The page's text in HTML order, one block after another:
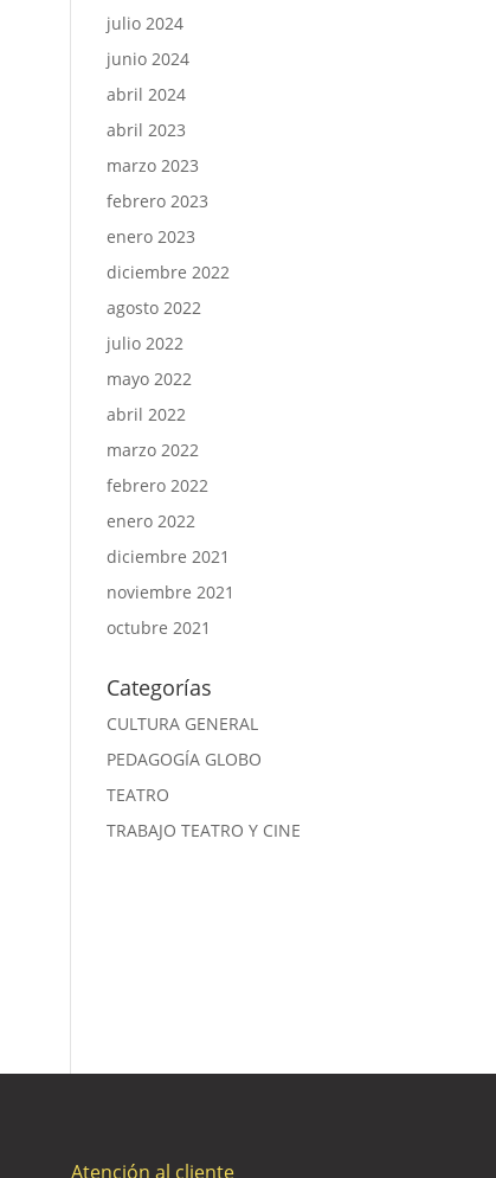
julio 2024
junio 2024
abril 2024
abril 2023
marzo 2023
febrero 2023
enero 2023
diciembre 2022
agosto 2022
julio 2022
mayo 2022
abril 2022
marzo 2022
febrero 2022
enero 2022
diciembre 2021
noviembre 2021
octubre 2021
Categorías
CULTURA GENERAL
PEDAGOGÍA GLOBO
TEATRO
TRABAJO TEATRO Y CINE
Atención al cliente